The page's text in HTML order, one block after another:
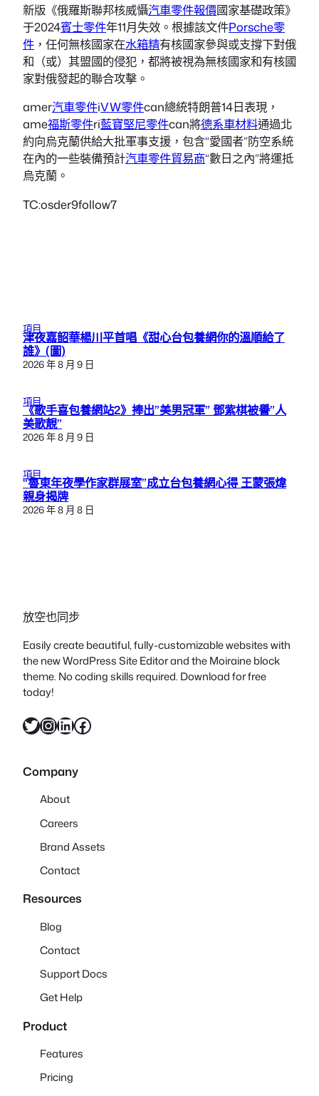
新版《俄羅斯聯邦核威懾汽車零件報價國家基礎政策》
于2024賓士零件年11月失效。根據該文件Porsche零
件 ，任何無核國家在水箱精有核國家參與或支撐下對俄
和（或）其盟國的侵犯，都將被視為無核國家和有核國
家對俄發起的聯合攻擊。
amer汽車零件iVW零件can總統特朗普14日表現，
ame福斯零件ri藍寶堅尼零件can將德系車材料通過北
約向烏克蘭供給大批軍事支援，包含“愛國者”防空系統
在內的一些裝備預計汽車零件貿易商“數日之內”將運抵
烏克蘭。
TC:osder9follow7
項目
津夜嘉韶華楊川平首唱《甜心台包養網你的溫順給了
誰》(圖)
2026 年 8 月 9 日
項目
《歌手喜包養網站2》捧出”美男冠軍” 鄧紫棋被譽”人
美歌靚”
2026 年 8 月 9 日
項目
“魯東年夜學作家群展室”成立台包養網心得 王蒙張煒
親身揭牌
2026 年 8 月 8 日
放空也同步
Easily create beautiful, fully-customizable websites with
the new WordPress Site Editor and the Moiraine block
theme. No coding skills required. Download for free
today!
X InstagramLinkedIn Facebook
Company
About
Careers
Brand Assets
Contact
Resources
Blog
Contact
Support Docs
Get Help
Product
Features
Pricing